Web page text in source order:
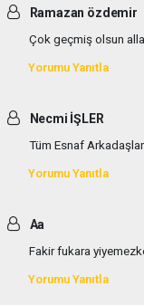
Ramazan özdemir
Çok geçmiş olsun
Yorumu Yanıtla
Necmi İŞLER
Tüm Esnaf
Yorumu Yanıtla
Aa
Fakir fukara
Yorumu Yanıtla